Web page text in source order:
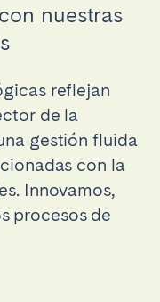
nuestras
reflejan
de la
gestión fluida
con la
Innovamos,
procesos de